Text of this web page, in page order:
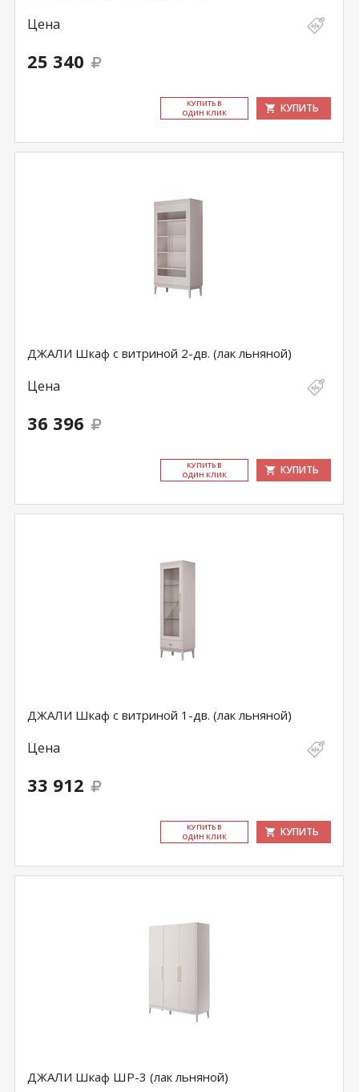
Цена
25 340
КУ­ПИТЬ В
ОДИН КЛИК
КУПИТЬ
ДЖАЛИ Шкаф с витриной 2-дв. (лак льняной)
Цена
36 396
КУ­ПИТЬ В
ОДИН КЛИК
КУПИТЬ
ДЖАЛИ Шкаф с витриной 1-дв. (лак льняной)
Цена
33 912
КУ­ПИТЬ В
ОДИН КЛИК
КУПИТЬ
ДЖАЛИ Шкаф ШР-3 (лак льняной)